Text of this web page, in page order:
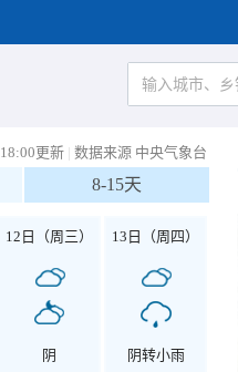
18:00更新 | 数据来源 中央气象台
8-15天
12日（周三）
阴
13日（周四）
阴转小雨